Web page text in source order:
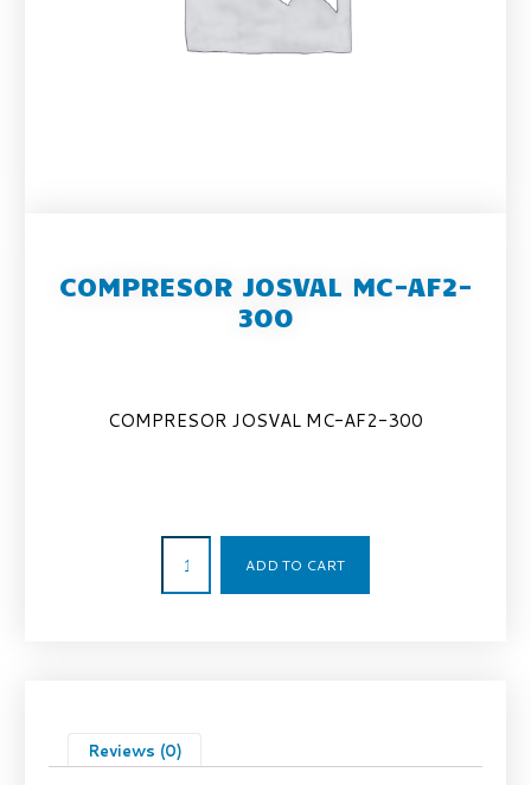
COMPRESOR JOSVAL MC-AF2-
300
COMPRESOR JOSVAL MC-AF2-300
ADD TO CART
Reviews (0)